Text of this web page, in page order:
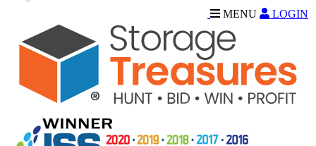
MENU LOGIN